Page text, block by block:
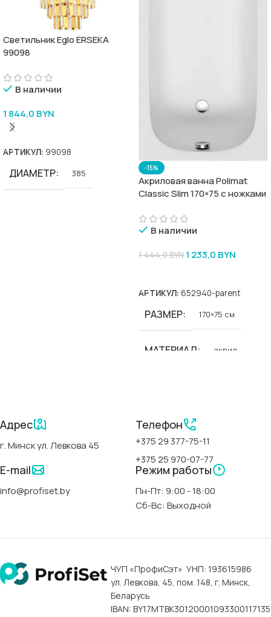
Светильник Eglo ERSEKA
99098
В наличии
1 844,0 BYN
В Корзину
АРТИКУЛ: 99098
ДИАМЕТР 385
-15%
Акриловая ванна Polimat
Classic Slim 170×75 с ножками
В наличии
1 444,0BYN 1 233,0 BYN
АРТИКУЛ: 652940-parent
РАЗМЕР 170×75 см
МАТЕРИАЛ акрил
СЕРИИ
АРТИКУЛ 00300
ДЛИНА
Адрес
г. Минск ул. Левкова 45
Телефон
+375 29 377-75-11
+375 25 970-07-77
E-mail
info@profiset.by
Режим работы
Пн-Пт: 9:00 - 18:00
Сб-Вс: Выходной
ЧУП «ПрофиСэт» УНП: 193615986
ул. Левкова, 45, пом. 148, г. Минск,
Беларусь
IBAN: BY17MTBK30120001093300117135